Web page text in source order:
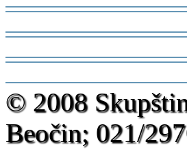
-
-
-
© 2008
Beočin; 021/